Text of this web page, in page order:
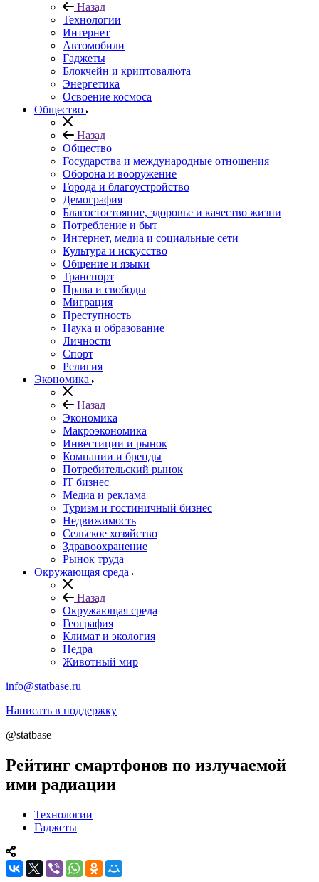
Назад
Технологии
Интернет
Автомобили
Гаджеты
Блокчейн и криптовалюта
Энергетика
Освоение космоса
Общество
Назад
Общество
Государства и международные отношения
Оборона и вооружение
Города и благоустройство
Демография
Благостостояние, здоровье и качество жизни
Потребление и быт
Интернет, медиа и социальные сети
Культура и искусство
Общение и языки
Транспорт
Права и свободы
Миграция
Преступность
Наука и образование
Личности
Спорт
Религия
Экономика
Назад
Экономика
Макроэкономика
Инвестиции и рынок
Компании и бренды
Потребительский рынок
IT бизнес
Медиа и реклама
Туризм и гостиничный бизнес
Недвижимость
Сельское хозяйство
Здравоохранение
Рынок труда
Окружающая среда
Назад
Окружающая среда
География
Климат и экология
Недра
Животный мир
info@statbase.ru
Написать в поддержку
@statbase
Рейтинг смартфонов по излучаемой
ими радиации
Технологии
Гаджеты